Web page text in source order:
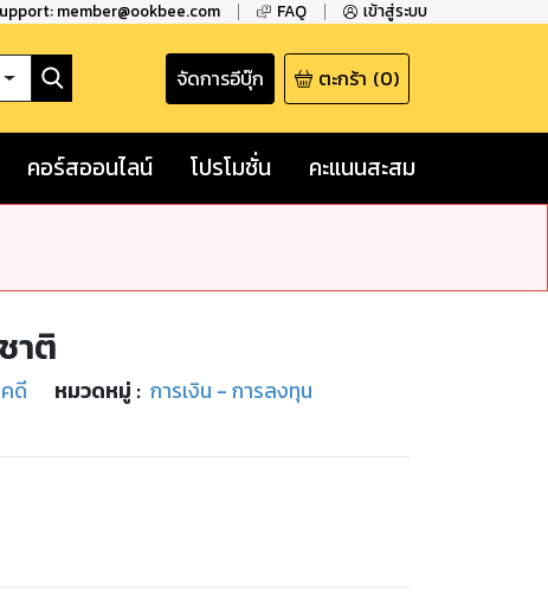
member@ookbee.com FAQ เข้าสู่ระบบ
จัดการอีบุ๊ก ตะกร้า (0)
คอร์สออนไลน์ โปรโมชั่น คะแนนสะสม
าติ
ดี หมวดหมู่ : การเงิน - การลงทุน